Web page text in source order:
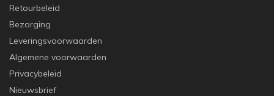
Retourbeleid
Bezorging
Leveringsvoorwaarden
Algemene voorwaarden
Privacybeleid
Nieuwsbrief